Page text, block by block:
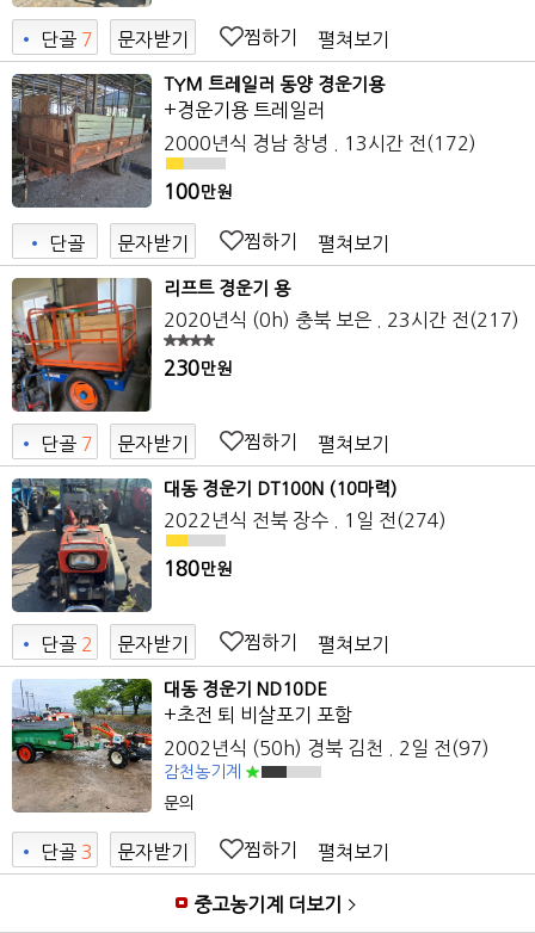
• 단골 7
7
문자받기 찜하기 펼쳐보기
TYM 트레일러 동양 경운기용
+경운기용 트레일러
2000년식 경남 창녕 . 13시간 전(172)
100만원
• 단골 문자받기 찜하기 펼쳐보기
리프트 경운기 용
2020년식 (0h) 충북 보은 . 23시간 전(217)
230만원
• 단골 7
7
문자받기 찜하기 펼쳐보기
대동 경운기 DT100N (10마력)
2022년식 전북 장수 . 1일 전(274)
180만원
• 단골 2 문자받기 찜하기 펼쳐보기
대동 경운기 ND10DE
+초전 퇴 비살포기 포함
2002년식 (50h) 경북 김천 . 2일 전(97)
감천농기계
문의
• 단골 3
0
문자받기 찜하기 펼쳐보기
중고농기계 더보기